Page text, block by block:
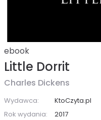
ebook
Little Dorrit
Charles Dickens
Wydawca:
KtoCzyta.pl
Rok wydania:
2017